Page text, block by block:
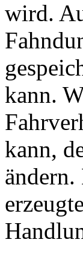
wird.
kann.
kann,